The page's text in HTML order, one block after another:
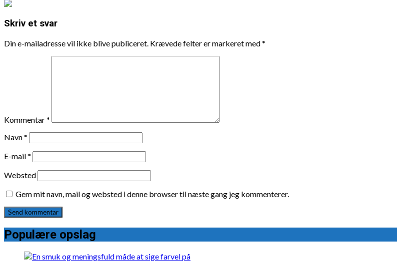
Skriv et svar
Din e-mailadresse vil ikke blive publiceret. Krævede felter er markeret med*
Kommentar*
Navn*
E-mail*
Websted
Gem mit navn, mail og websted i denne browser til næste gang jeg kommenterer.
Populære opslag